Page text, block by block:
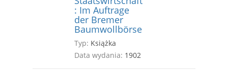
: Im Auftrage
der Bremer
Baumwollbörse
Typ: Książka
Data wydania: 1902